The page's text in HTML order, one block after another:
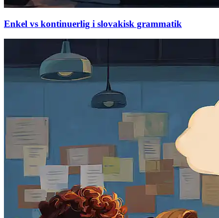
Enkel vs kontinuerlig i slovakisk grammatik